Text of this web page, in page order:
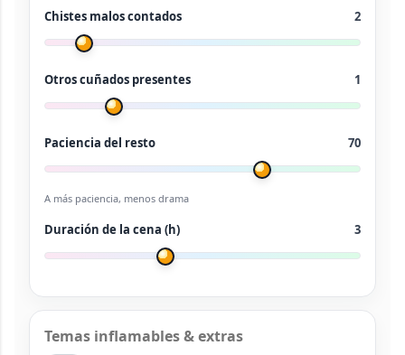
Chistes malos contados 2
Otros cuñados presentes 1
Paciencia del resto 70
A más paciencia, menos drama
Duración de la cena (h) 3
Temas inflamables & extras